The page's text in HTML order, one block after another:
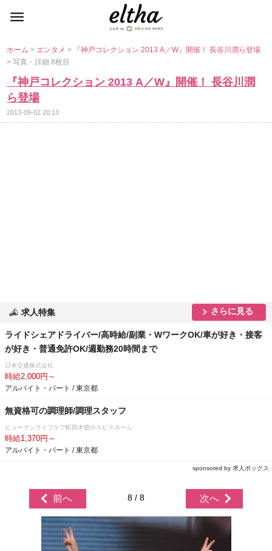
ホーム> エンタメ>
『神戸コレクション 2013 A／W』開催！ 長谷川潤ら登場
> 写真・詳細 8枚目
『神戸コレクション 2013 A／W』開催！ 長谷川潤
ら登場
2013-09-02 20:13
求人特集 さらに見る
ライドシェアドライバー/高時給/副業・WワークOK/車が好き・接客
が好き・普通免許OK/週勤務20時間まで
日本交通株式会社
時給2,000円～
アルバイト・パート / 東京都
無資格可の調理師/調理スタッフ
ヒューマンライフケア町田木曽ホスピスホーム
時給1,370円～
アルバイト・パート / 東京都
sponsored by 求人ボックス
前へ 8 / 8 次へ